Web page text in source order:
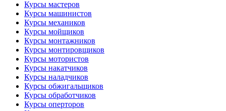
Курсы мастеров
Курсы машинистов
Курсы механиков
Курсы мойщиков
Курсы монтажников
Курсы монтировщиков
Курсы мотористов
Курсы накатчиков
Курсы наладчиков
Курсы обжигальщиков
Курсы обработчиков
Курсы оперторов